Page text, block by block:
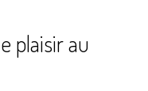
plaisir au